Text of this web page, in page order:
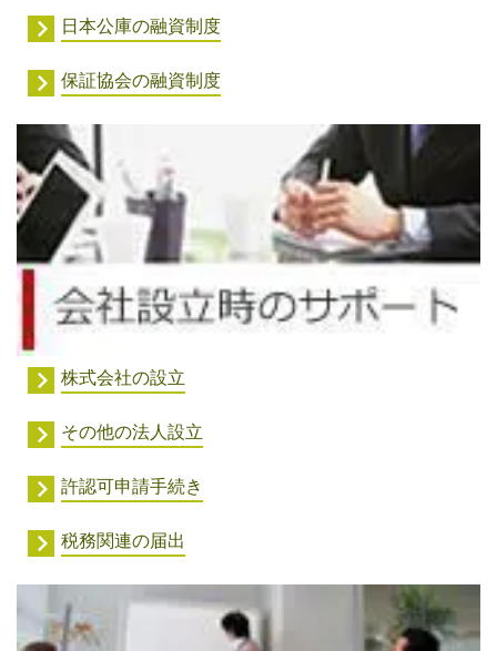
日本公庫の融資制度
保証協会の融資制度
株式会社の設立
その他の法人設立
許認可申請手続き
税務関連の届出